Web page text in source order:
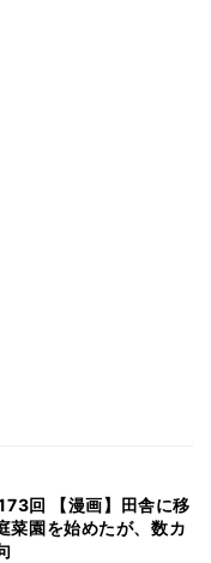
回 【漫画】田舎に移
菜園を始めたが、数カ